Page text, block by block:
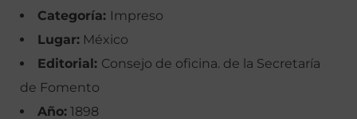
Categoría: Impreso
Lugar: México
Editorial: Consejo de oficina. de la Secretaría
de Fomento
Año: 1898